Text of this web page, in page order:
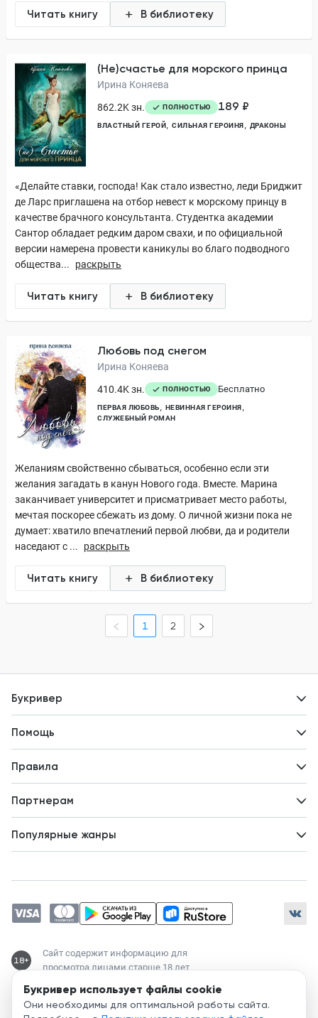
Букривер использует файлы cookie
Они необходимы для оптимальной работы сайта.
Читать книгу В библиотеку
(Не)счастье для морского принца
Ирина Коняева
862.2K зн.
ПОЛНОСТЬЮ 189 ₽
ВЛАСТНЫЙ ГЕРОЙ СИЛЬНАЯ ГЕРОИНЯ ДРАКОНЫ
«Делайте ставки, господа! Как стало известно, леди Бриджит
де Ларс приглашена на отбор невест к морскому принцу в
качестве брачного консультанта. Студентка академии
Сантор обладает редким даром свахи, и по официальной
версии намерена провести каникулы во благо подводного
общества...
раскрыть
Читать книгу В библиотеку
Любовь под снегом
Ирина Коняева
410.4K зн.
ПОЛНОСТЬЮ Бесплатно
ПЕРВАЯ ЛЮБОВЬ
НЕВИННАЯ ГЕРОИНЯ
СЛУЖЕБНЫЙ РОМАН
Желаниям свойственно сбываться, особенно если эти
желания загадать в канун Нового года. Вместе. Марина
заканчивает университет и присматривает место работы,
мечтая поскорее сбежать из дому. О личной жизни пока не
думает: хватило впечатлений первой любви, да и родители
наседают с ...
раскрыть
Читать книгу В библиотеку
1 2
Букривер
Новости
Помощь
Правила
Партнерам
Популярные жанры
Магические академии
Современный любовный роман
Любовное фэнтези
18+
Сайт содержит информацию для
просмотра лицами старше 18 лет
Служба поддержки:
support@bookriver.ru